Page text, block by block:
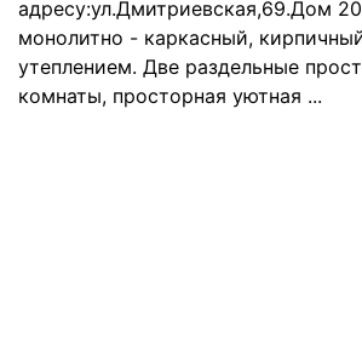
адресу:ул.Дмитриевская,69.Дом
монолитно - каркасный,
утеплением. Две раздельные
комнаты, просторная уютная ...